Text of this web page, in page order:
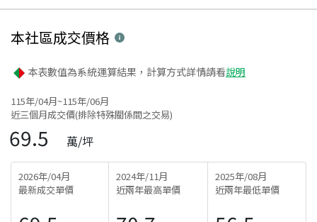
本社區成交價格
本表數值為系統運算結果，計算方式詳情請看說明
115年/04月~115年/06月
近三個月成交價(排除特殊關係間之交易)
69.5 萬/坪
2026年/04月
最新成交單價
2024年/11月
近兩年最高單價
2025年/08月
近兩年最低單價